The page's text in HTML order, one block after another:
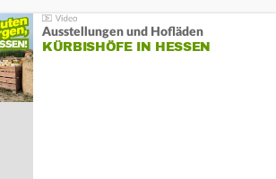
Ausstellungen und Hofläden
KÜRBISHÖFE IN HESSEN